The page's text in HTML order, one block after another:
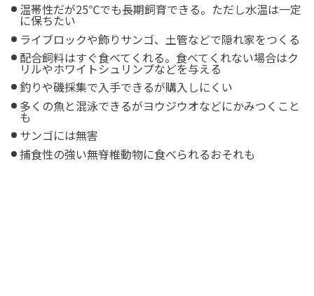
温帯性だが25℃でも長期飼育できる。ただし水温は一定
に保ちたい
ライブロックや飾りサンゴ、土管などで隠れ家をつくる
配合飼料はすぐ食べてくれる。食べてくれない場合はク
リルやホワイトシュリンプなどを与える
釣りや磯採集で入手できるが購入しにくい
多くの魚と混泳できるがヨウジウオなどにかみつくこと
も
サンゴには無害
捕食性の強い無脊椎動物に食べられるおそれも